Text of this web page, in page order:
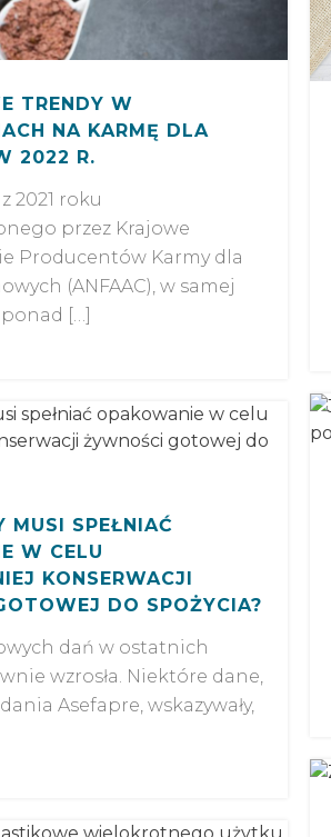
TRENDY W
NA KARMĘ DLA
2022 R.
2021 roku
przez Krajowe
Producentów Karmy dla
(ANFAAC), w samej
[…]
MUSI SPEŁNIAĆ
W CELU
KONSERWACJI
DO SPOŻYCIA?
dań w ostatnich
wzrosła. Niektóre dane,
Asefapre, wskazywały,